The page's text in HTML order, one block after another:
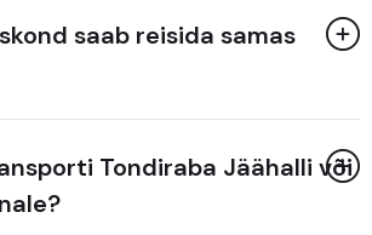
saab reisida samas
Tondiraba Jäähalli või